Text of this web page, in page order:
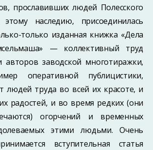
прославивших людей Полесского
наследию, присоединилась
только изданная книжка «Дела
— коллективный труд
авторов заводской многотиражки,
оперативной публицистики,
людей труда во всей их красоте, и
радостей, и во время редких (они
огорчений и временных
этими людьми. Очень
вступительная статья